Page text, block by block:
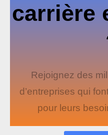
carrière
Rejoignez des
d’entreprises qui
pour leurs